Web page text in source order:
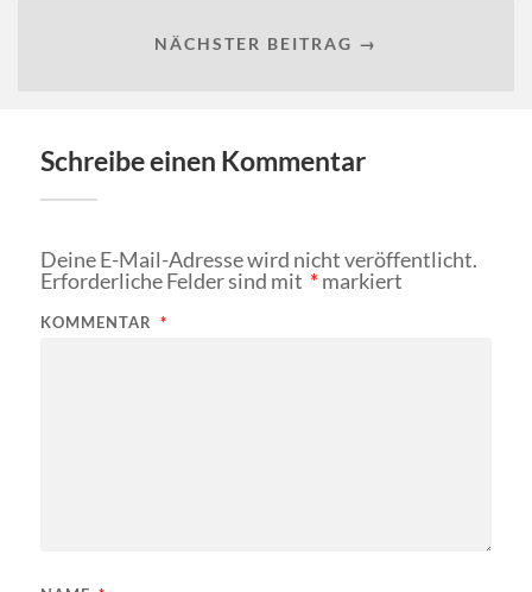
NÄCHSTER BEITRAG →
Schreibe einen Kommentar
Deine E-Mail-Adresse wird nicht veröffentlicht.
Erforderliche Felder sind mit *markiert
KOMMENTAR *